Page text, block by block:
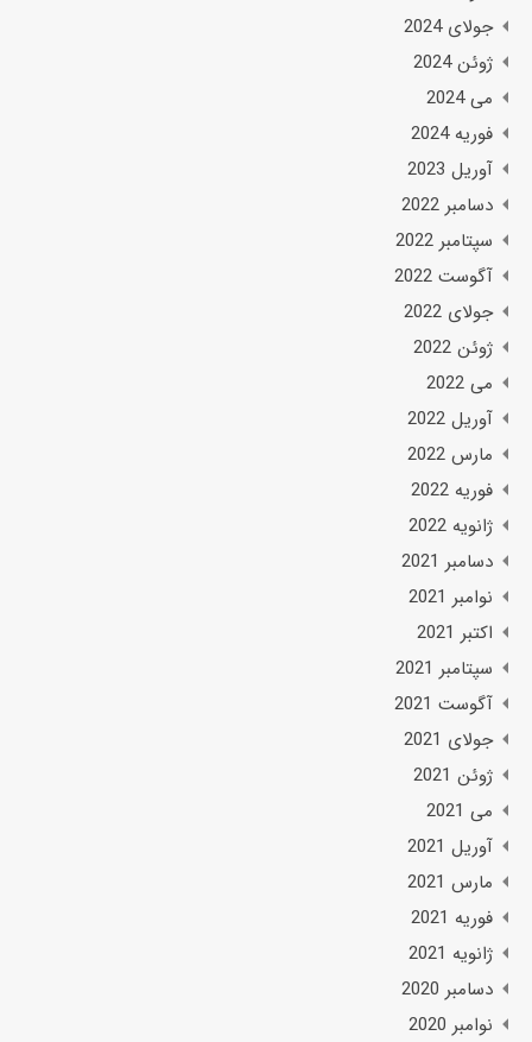
جولای 2024
ژوئن 2024
می 2024
فوریه 2024
آوریل 2023
دسامبر 2022
سپتامبر 2022
آگوست 2022
جولای 2022
ژوئن 2022
می 2022
آوریل 2022
مارس 2022
فوریه 2022
ژانویه 2022
دسامبر 2021
نوامبر 2021
اکتبر 2021
سپتامبر 2021
آگوست 2021
جولای 2021
ژوئن 2021
می 2021
آوریل 2021
مارس 2021
فوریه 2021
ژانویه 2021
دسامبر 2020
نوامبر 2020